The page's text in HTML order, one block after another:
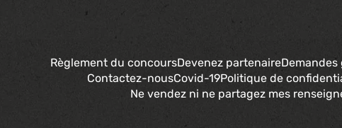
Règlement du concoursDevenez partenaireDemandes
Contactez-nousCovid-19Politique de
Ne vendez ni ne partagez mes